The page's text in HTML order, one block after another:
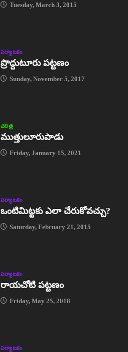
Tuesday, March 3, 2015
పర్యాటకం
ప్రొద్దుటూరు పట్టణం
Sunday, November 5, 2017
చరిత్ర
ముత్తులూరుపాడు
Friday, January 15, 2021
పర్యాటకం
ఒంటిమిట్టకు ఎలా చేరుకోవచ్చు?
Saturday, February 21, 2015
పర్యాటకం
రాయచోటి పట్టణం
Friday, May 25, 2018
పర్యాటకం